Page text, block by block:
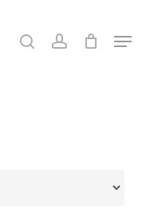
search account
Close